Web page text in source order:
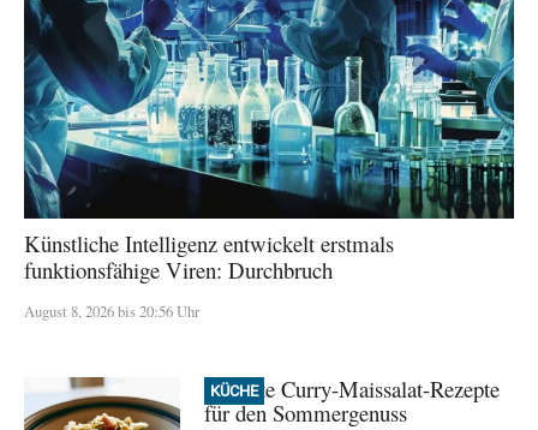
Künstliche Intelligenz entwickelt erstmals
funktionsfähige Viren: Durchbruch
August 8, 2026 bis 20:56 Uhr
KÜCHE
Perfekte Curry-Maissalat-Rezepte
für den Sommergenuss